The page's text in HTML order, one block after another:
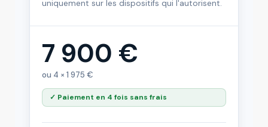
uniquement sur les dispositifs qui l'autorisent.
7 900 €
ou 4 × 1 975 €
✓ Paiement en 4 fois sans frais